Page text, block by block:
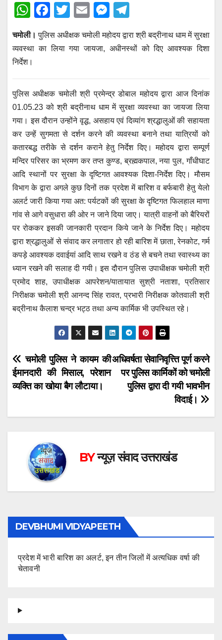
W
at
s
p
p
F
c
o
o
k
T
tt
E
m
ail
M
ss
g
er
e
m
चमोली। पुलिस अधीक्षक चमोली महोदय द्वारा श्री बद्रीनाथ धाम में सुरक्षा
व्यवस्था का लिया गया जायजा, अधीनस्थों को दिए आवश्यक दिशा
निर्देश।
पुलिस अधीक्षक चमोली श्री प्रमेन्द्र डोबाल महोदय द्वारा आज दिनांक
01.05.23 को श्री बद्रीनाथ धाम में सुरक्षा व्यवस्था का जायजा लिया
गया। इस दौरान उन्होंने वृद्ध, असहाय एवं दिव्यांग श्रद्धालुओं की सहायता
कर उन्हें सुगमता से दर्शन करने की व्यवस्था बनाने तथा यात्रियों को
कतारबद्ध तरीके से दर्शन कराने हेतु निर्देश दिए। महोदय द्वारा सम्पूर्ण
मन्दिर परिसर का भ्रमण कर तप्त कुण्ड, ब्रह्मकपाल, नया पुल, गाँधीघाट
आदि स्थानों पर सुरक्षा के दृष्टिगत आवश्यक दिशा-निर्देश दिए। मौसम
विभाग के द्वारा अगले कुछ दिनों तक प्रदेश में बारिश व बर्फबारी हेतु येलो
अलर्ट जारी किया गया अत: पर्यटकों की सुरक्षा के दृष्टिगत फिलहाल माणा
गांव से आगे वसुधारा की ओर न जाने दिया जाए। यात्री वाहनों को बैरियरों
पर रोककर इसकी जानकारी प्रदान किये जाने के निर्देश दिए। महोदय
द्वारा श्रद्धालुओं से संवाद कर लगातार हो रही बारिश में छाता, रेनकोट, गर्म
कपड़े आवश्यक दवाईयां आदि साथ रखने व ठंड से बचने तथा स्वास्थ्य का
ध्यान रखने की सलाह दी गयी। इस दौरान पुलिस उपाधीक्षक चमोली श्री
प्रमोद शाह, उपाधीक्षक आपरेशन/यातायात सुश्री नताशा, प्रतिसार
निरीक्षक चमोली श्री आनन्द सिंह रावत, प्रभारी निरीक्षक कोतवाली श्री
बद्रीनाथ कैलाश चन्द्र भट्ठ तथा अन्य कार्मिक भी उपस्थित रहे।
Post
navigation
अधिवर्षता सेवानिवृत्त्ति पूर्ण करने
पर पुलिस कार्मिकों को चमोली
पुलिस द्वारा दी गयी भावभीन
विदाई।
चमोली पुलिस ने कायम की
ईमानदारी की मिसाल, परेशान
व्यक्ति का खोया बैग लौटाया।
BYन्यूज़ संवाद उत्तराखंड
DEVBHUMI VIDYAPEETH
प्रदेश में भारी बारिश का अलर्ट, इन तीन जिलों में अत्यधिक वर्षा की
चेतावनी